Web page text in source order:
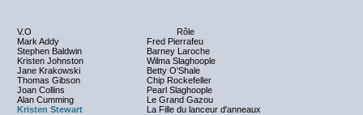
V.O
Rôle
Mark Addy
Fred Pierrafeu
Stephen Baldwin
Barney Laroche
Kristen Johnston
Wilma Slaghoople
Jane Krakowski
Betty O'Shale
Thomas Gibson
Chip Rockefeller
Joan Collins
Pearl Slaghoople
Alan Cumming
Le Grand Gazou
Kristen Stewart
La Fille du lanceur d'anneaux